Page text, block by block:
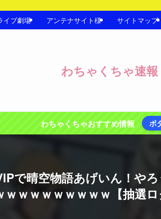
わちゃくちゃ速報
イブ劇場 アンテナサイト様 サイトマップ
わちゃくちゃおすすめ情報 ボ
で晴空物語あげいん！や
ｗｗｗｗｗｗｗｗ【抽選ロ